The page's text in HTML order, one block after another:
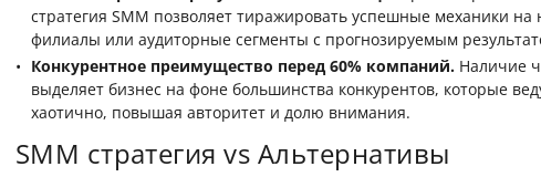
стратегия SMM позволяет тиражировать успешные механики на
филиалы или аудиторные сегменты с прогнозируемым
Конкурентное преимущество перед 60% компаний.Наличие
выделяет бизнес на фоне большинства конкурентов, которые
хаотично, повышая авторитет и долю внимания.
SMM стратегия vs Альтернативы